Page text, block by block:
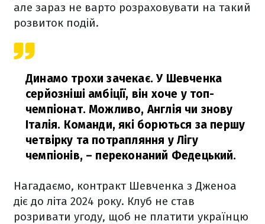
але зараз не варто розраховувати на такий
розвиток подій.
Динамо трохи зачекає. У Шевченка
серйозніші амбіції, він хоче у топ-
чемпіонат. Можливо, Англія чи знову
Італія. Команди, які борються за першу
четвірку та потрапляння у Лігу
чемпіонів, – переконаний Федецький.
Нагадаємо, контракт Шевченка з Дженоа
діє до літа 2024 року. Клуб не став
розривати угоду, щоб не платити українцю